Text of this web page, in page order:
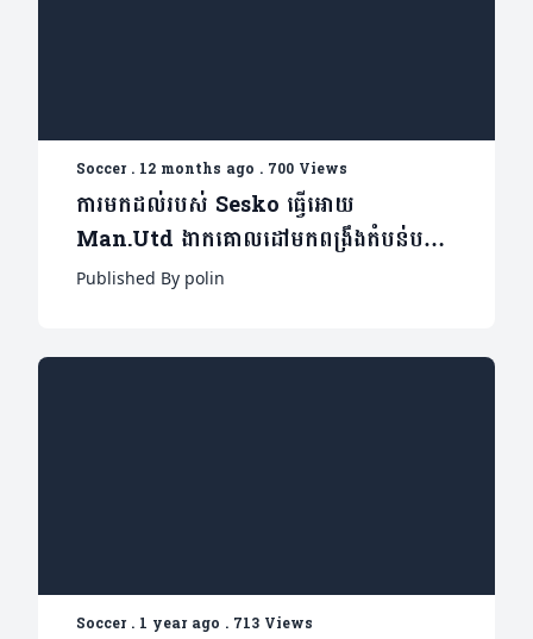
Soccer. 12 months ago . 700 Views
ការមកដល់របស់ Sesko ធ្វើអោយ
Man.Utd ងាកគោលដៅមកពង្រឹងតំបន់បម្រើ
វិញ(មាន១វីដេអូ)
Published By polin
Soccer. 1 year ago . 713 Views